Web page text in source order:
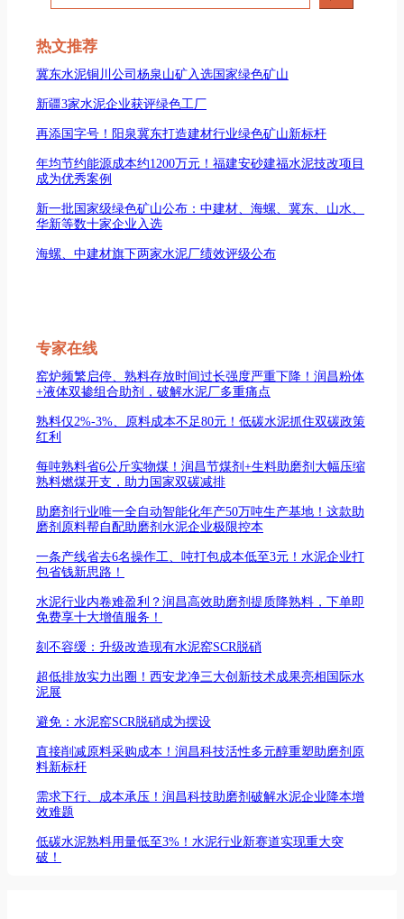
索
热文推荐
冀东水泥铜川公司杨泉山矿入选国家绿色矿山
新疆3家水泥企业获评绿色工厂
再添国字号！阳泉冀东打造建材行业绿色矿山新标杆
年均节约能源成本约1200万元！福建安砂建福水泥技改项目
成为优秀案例
新一批国家级绿色矿山公布：中建材、海螺、冀东、山水、
华新等数十家企业入选
海螺、中建材旗下两家水泥厂绩效评级公布
专家在线
窑炉频繁启停、熟料存放时间过长强度严重下降！润昌粉体
+液体双掺组合助剂，破解水泥厂多重痛点
熟料仅2%-3%、原料成本不足80元！低碳水泥抓住双碳政策
红利
每吨熟料省6公斤实物煤！润昌节煤剂+生料助磨剂大幅压缩
熟料燃煤开支，助力国家双碳减排
助磨剂行业唯一全自动智能化年产50万吨生产基地！这款助
磨剂原料帮自配助磨剂水泥企业极限控本
一条产线省去6名操作工、吨打包成本低至3元！水泥企业打
包省钱新思路！
水泥行业内卷难盈利？润昌高效助磨剂提质降熟料，下单即
免费享十大增值服务！
刻不容缓：升级改造现有水泥窑SCR脱硝
超低排放实力出圈！西安龙净三大创新技术成果亮相国际水
泥展
避免：水泥窑SCR脱硝成为摆设
直接削减原料采购成本！润昌科技活性多元醇重塑助磨剂原
料新标杆
需求下行、成本承压！润昌科技助磨剂破解水泥企业降本增
效难题
低碳水泥熟料用量低至3%！水泥行业新赛道实现重大突
破！